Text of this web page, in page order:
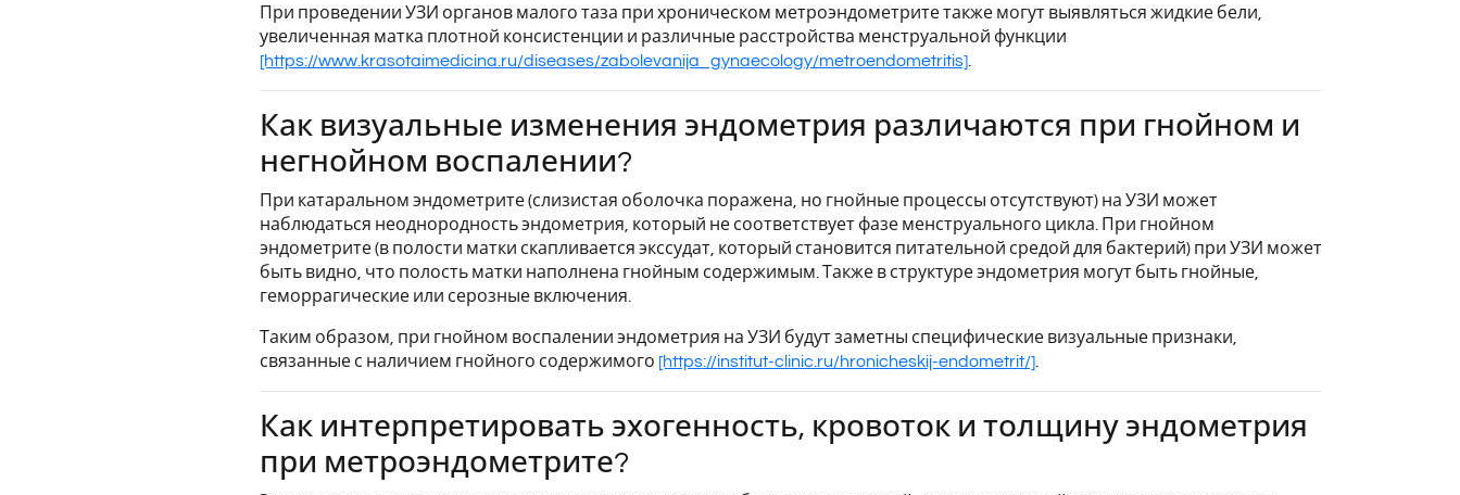
При проведении УЗИ органов малого таза при хроническом метроэндометрите также могут выявляться жидкие бели,
увеличенная матка плотной консистенции и различные расстройства менструальной функции
[https://www.krasotaimedicina.ru/diseases/zabolevanija_gynaecology/metroendometritis]
Как визуальные изменения эндометрия различаются при гнойном и
негнойном воспалении?
При катаральном эндометрите (слизистая оболочка поражена, но гнойные процессы отсутствуют) на УЗИ может
наблюдаться неоднородность эндометрия, который не соответствует фазе менструального цикла. При гнойном
эндометрите (в полости матки скапливается экссудат, который становится питательной средой для бактерий) при УЗИ может
быть видно, что полость матки наполнена гнойным содержимым. Также в структуре эндометрия могут быть гнойные,
геморрагические или серозные включения.
Таким образом, при гнойном воспалении эндометрия на УЗИ будут заметны специфические визуальные признаки,
связанные с наличием гнойного содержимого [https://institut-clinic.ru/hronicheskij-endometrit/]
Как интерпретировать эхогенность, кровоток и толщину эндометрия
при метроэндометрите?